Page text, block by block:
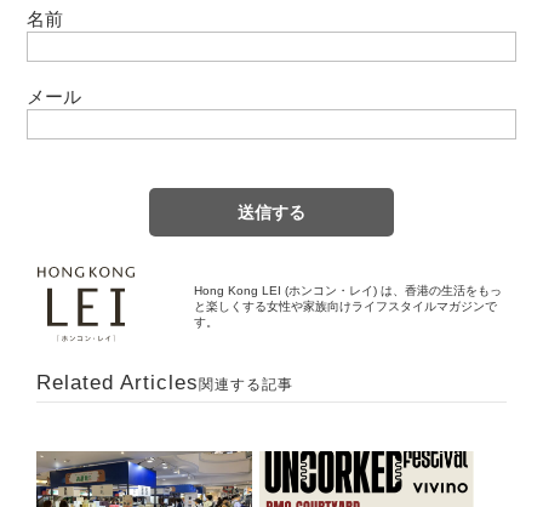
名前
メール
Hong Kong LEI (ホンコン・レイ) は、香港の生活をもっ
と楽しくする女性や家族向けライフスタイルマガジンで
す。
Related Articles 関連する記事